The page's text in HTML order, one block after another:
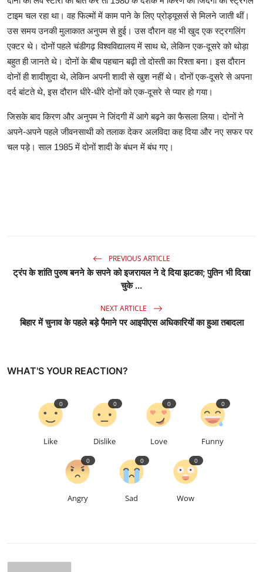
टाइम चल रहा था। वह फिल्मों में काम पाने के लिए प्रोड्यूसर्स से मिलने जाती थीं।
उस समय उनकी मुलाकात अनुपम से हुई। उस दौरान वह भी खुद एक स्ट्रगलिंग
एक्टर थे। दोनों पहले चंडीगढ़ विश्वविद्यालय में साथ थे, लेकिन एक-दूसरे को थोड़ा
बहुत ही जानते थे। दोनों के बीच पहचान बढ़ी तो दोस्ती का रिश्ता बना। इस दौरान
दोनों ही शादीशुदा थे, लेकिन अपनी शादी से खुश नहीं थे। दोनों एक-दूसरे से अपना
दर्द बांटते थे, इस दौरान धीरे-धीरे दोनों को एक-दूसरे से प्यार हो गया।
जिसके बाद किरण और अनुपम ने जिंदगी में आगे बढ़ने का फैसला लिया। दोनों ने
अपने-अपने पहले जीवनसाथी को तलाक देकर अलविदा कह दिया और नए सफर पर
चल पड़े। साल 1985 में दोनों शादी के बंधन में बंध गए।
PREVIOUS ARTICLE
ट्रंप के शांति पुरुष बनने के सपने को इजरायल ने दे दिया झटका; पुतिन भी दिखा
चुके ...
NEXT ARTICLE
बिहार में चुनाव के पहले बड़े पैमाने पर आइपीएस अधिकारियों का हुआ तबादला
WHAT'S YOUR REACTION?
Like
0
Dislike
0
Love
0
Funny
0
Angry
0
Sad
0
Wow
0